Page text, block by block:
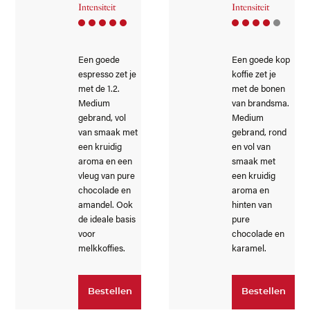
Intensiteit
Een goede
espresso zet je
met de 1.2.
Medium
gebrand, vol
van smaak met
een kruidig
aroma en een
vleug van pure
chocolade en
amandel. Ook
de ideale basis
voor
melkkoffies.
Bestellen
Intensiteit
Een goede kop
koffie zet je
met de bonen
van brandsma.
Medium
gebrand, rond
en vol van
smaak met
een kruidig
aroma en
hinten van
pure
chocolade en
karamel.
Bestellen